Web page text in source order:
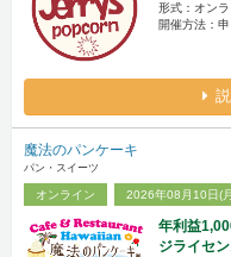
形式：オンラ
開催方法：
魔法のパンケーキ
パン・スイーツ
オンライン 2026年08月10日(
年利益
ジライセ